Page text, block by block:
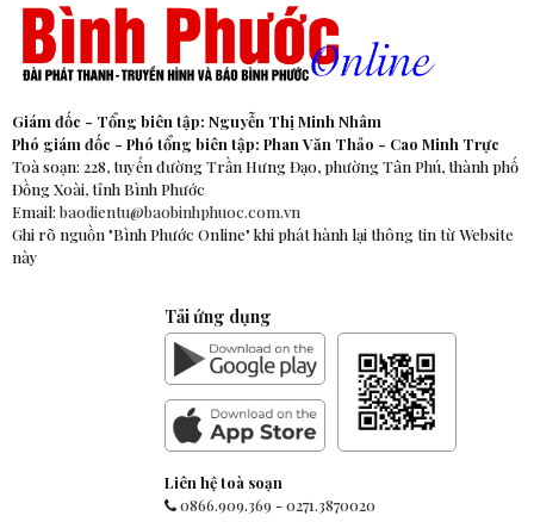
Giám đốc - Tổng biên tập: Nguyễn Thị Minh Nhâm
Phó giám đốc - Phó tổng biên tập: Phan Văn Thảo - Cao Minh Trực
Toà soạn: 228, tuyến đường Trần Hưng Đạo, phường Tân Phú, thành phố
Đồng Xoài, tỉnh Bình Phước
Email: baodientu@baobinhphuoc.com.vn
Ghi rõ nguồn "Bình Phước Online" khi phát hành lại thông tin từ Website
này
Tải ứng dụng
Liên hệ toà soạn
0866.909.369-0271.3870020